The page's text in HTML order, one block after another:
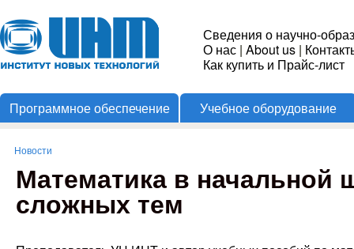
Институт
Новых
Технологий
Сведения о научно-
О нас | About us |
Как купить и Прайс-лист
Программное обеспечение Учебное оборудование
Вы здесь
Новости
Математика в
сложных тем